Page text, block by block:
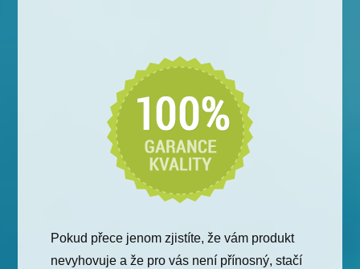
Pokud přece jenom zjistíte, že vám produkt
nevyhovuje a že pro vás není přínosný, stačí